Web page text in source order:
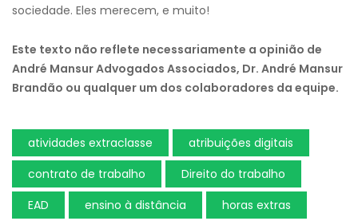
sociedade. Eles merecem, e muito!
Este texto não reflete necessariamente a opinião de
André Mansur Advogados Associados, Dr. André Mansur
Brandão ou qualquer um dos colaboradores da equipe.
atividades extraclasse
atribuições digitais
contrato de trabalho
Direito do trabalho
EAD
ensino à distância
horas extras